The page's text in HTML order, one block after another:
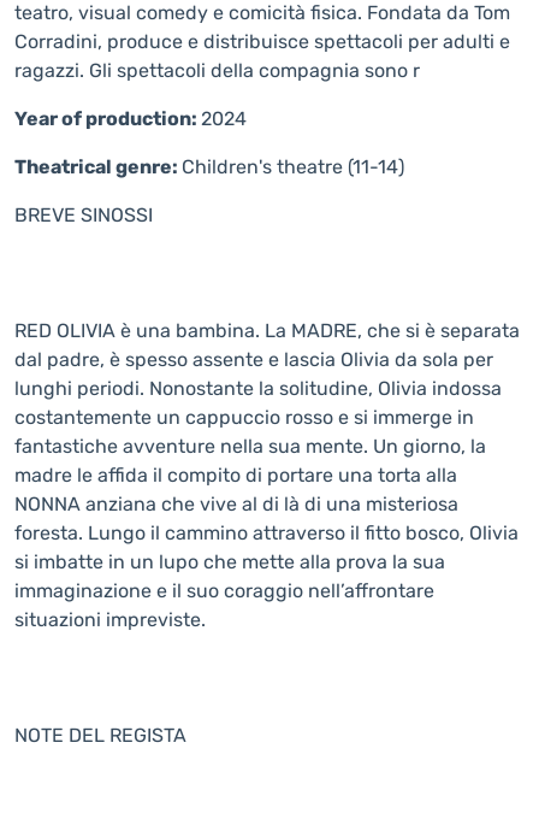
teatro, visual comedy e comicità fisica. Fondata da Tom
Corradini, produce e distribuisce spettacoli per adulti e
ragazzi. Gli spettacoli della compagnia sono r
Year of production: 2024
Theatrical genre: Children's theatre (11-14)
BREVE SINOSSI
RED OLIVIA è una bambina. La MADRE, che si è separata
dal padre, è spesso assente e lascia Olivia da sola per
lunghi periodi. Nonostante la solitudine, Olivia indossa
costantemente un cappuccio rosso e si immerge in
fantastiche avventure nella sua mente. Un giorno, la
madre le affida il compito di portare una torta alla
NONNA anziana che vive al di là di una misteriosa
foresta. Lungo il cammino attraverso il fitto bosco, Olivia
si imbatte in un lupo che mette alla prova la sua
immaginazione e il suo coraggio nell’affrontare
situazioni impreviste.
NOTE DEL REGISTA